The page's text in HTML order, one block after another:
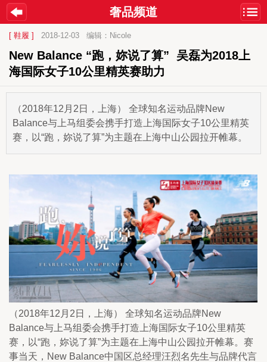
奢品频道
[ 鞋履 ] 2018-12-03 编辑：Nicole
New Balance “跑，妳说了算”  吴磊为2018上
海国际女子10公里精英赛助力
（2018年12月2日，上海） 全球知名运动品牌New
Balance与上马组委会携手打造上海国际女子10公里精英
赛，以“跑，妳说了算”为主题在上海中山公园拉开帷幕。
（2018年12月2日，上海） 全球知名运动品牌New
Balance与上马组委会携手打造上海国际女子10公里精英
赛，以“跑，妳说了算”为主题在上海中山公园拉开帷幕。赛
事当天，New Balance中国区总经理汪烈名先生与品牌代言